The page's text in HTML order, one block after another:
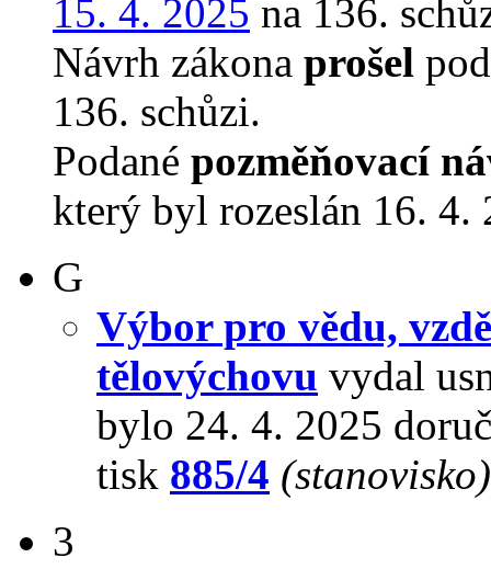
15. 4. 2025 na 136.
Návrh zákona prošel
136. schůzi.
Podané pozměňovací
který byl rozeslán 16. 4.
G
Výbor pro vědu,
tělovýchovu vydal
bylo 24. 4. 2025
tisk 885/4 (stanovisko)
3